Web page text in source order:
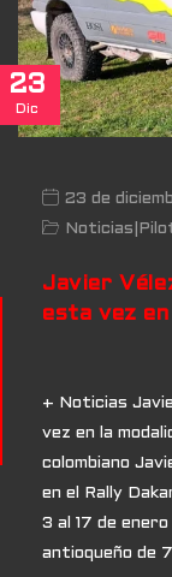
23
Dic
23 de
Noticias
Javier
esta vez
+ Noticias
vez en la
colombiano
en el Rally
3 al 17 de
antioqueño de